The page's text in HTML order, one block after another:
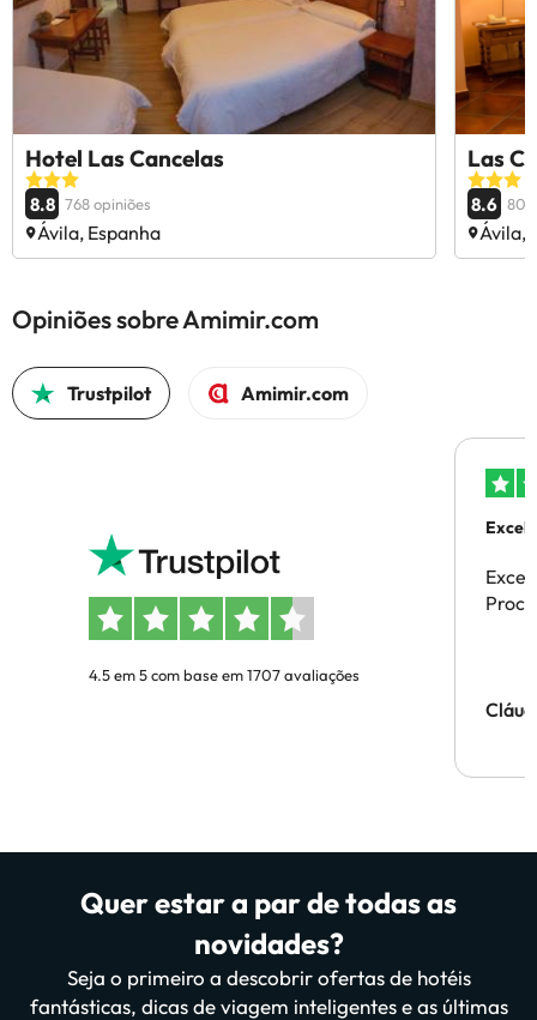
Hotel Las Cancelas
8.8 768 opiniões
Ávila, Espanha
Las
8.6 802
Ávila,
Opiniões sobre Amimir.com
Trustpilot Amimir.com
4.5 em 5 com base em 1707 avaliações
Quer estar a par de todas as
novidades?
Seja o primeiro a descobrir ofertas de hotéis
fantásticas, dicas de viagem inteligentes e as últimas